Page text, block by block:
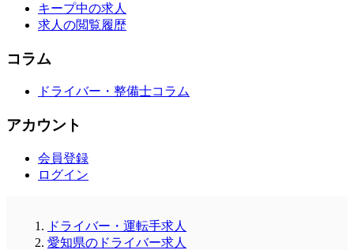
キープ中の求人
求人の閲覧履歴
コラム
ドライバー・整備士コラム
アカウント
会員登録
ログイン
ドライバー・運転手求人
愛知県のドライバー求人